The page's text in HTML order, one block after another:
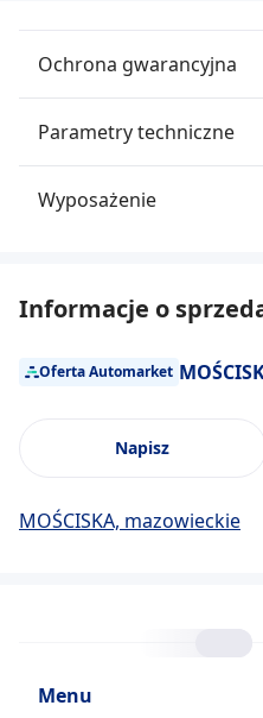
Ochrona gwarancyjna
Parametry techniczne
Wyposażenie
Informacje o
Oferta Automarket
Napisz
MOŚCISKA, mazowieckie
Menu